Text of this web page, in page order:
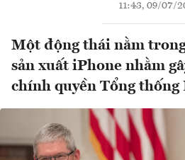
11:43, 09/07/
Một động thái nằm
sản xuất iPhone nhằm
chính quyền Tổng